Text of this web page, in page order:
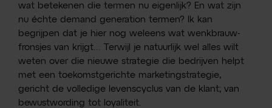
wat betekenen die termen nu eigenlijk? En wat zijn
nu échte demand generation termen? Ik kan
begrijpen dat je hier nog weleens wat wenkbrauw-
fronsjes van krijgt… Terwijl je natuurlijk wel alles wilt
weten over die nieuwe strategie die bedrijven helpt
met een toekomstgerichte marketingstrategie,
gericht de volledige levenscyclus van de klant; van
bewustwording tot loyaliteit.